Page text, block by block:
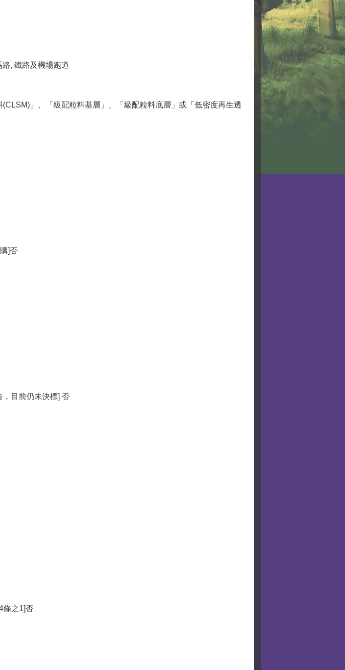
, 鐵路及機場跑道
」、「級配粒料基層」、「級配粒料底層」或「低密度再生透
]否
，目前仍未決標] 否
條之1]否